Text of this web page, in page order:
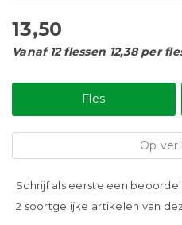
13,50
Vanaf 12 flessen 12,38 per
Fles
Op
Schrijf als eerste een
2 soortgelijke artikelen van